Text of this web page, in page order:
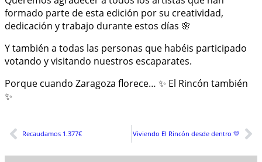
formado parte de esta edición por su creatividad,
dedicación y trabajo durante estos días 🌸
Y también a todas las personas que habéis participado
votando y visitando nuestros escaparates.
Porque cuando Zaragoza florece… ✨ El Rincón también
✨
Recaudamos 1.377€ Viviendo El Rincón desde dentro 💛